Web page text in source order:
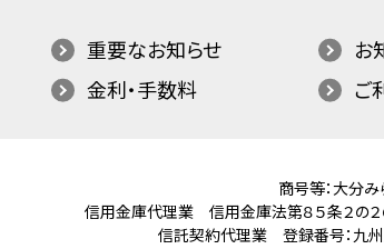
重要なお知らせ お
金利・手数料 ご
商号等：大分
信用金庫代理業 信用金庫法第８５条２の
信託契約代理業 登録番号：九